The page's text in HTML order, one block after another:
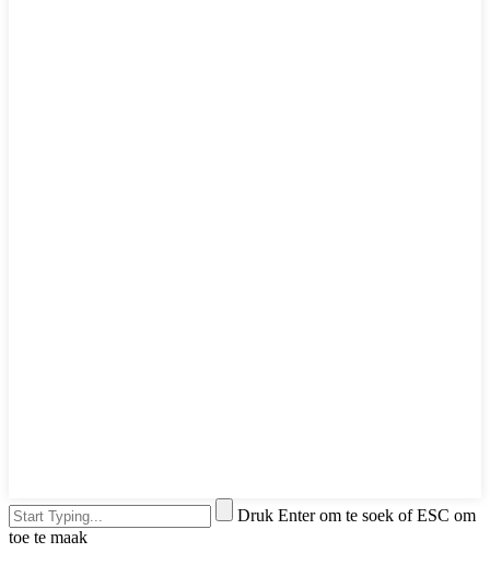
Druk Enter om te soek of ESC om
toe te maak